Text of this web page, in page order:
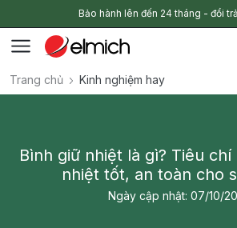
Bảo hành lên đến 24 tháng - đổi
Trang chủ Kinh nghiệm hay
Bình giữ nhiệt là gì? Tiêu
nhiệt tốt, an toàn cho
Ngày cập nhật: 07/10/